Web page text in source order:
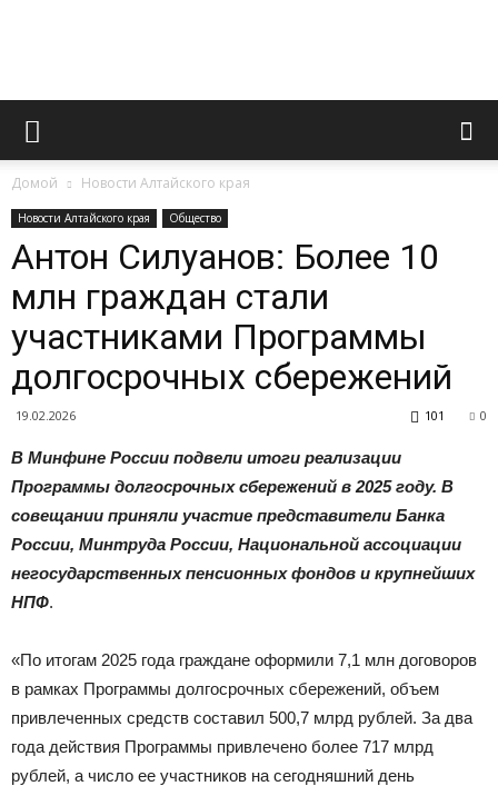
Официальный
газеты
«Вперед»
район
Домой Новости Алтайского края
Новости Алтайского края Общество
Антон Силуанов: Более 10
млн граждан стали
участниками Программы
долгосрочных сбережений
19.02.2026 0
101
В Минфине России подвели итоги реализации
Программы долгосрочных сбережений в 2025 году. В
совещании приняли участие представители Банка
России, Минтруда России, Национальной ассоциации
негосударственных пенсионных фондов и крупнейших
НПФ.
«По итогам 2025 года граждане оформили 7,1 млн договоров
в рамках Программы долгосрочных сбережений, объем
привлеченных средств составил 500,7 млрд рублей. За два
года действия Программы привлечено более 717 млрд
рублей, а число ее участников на сегодняшний день